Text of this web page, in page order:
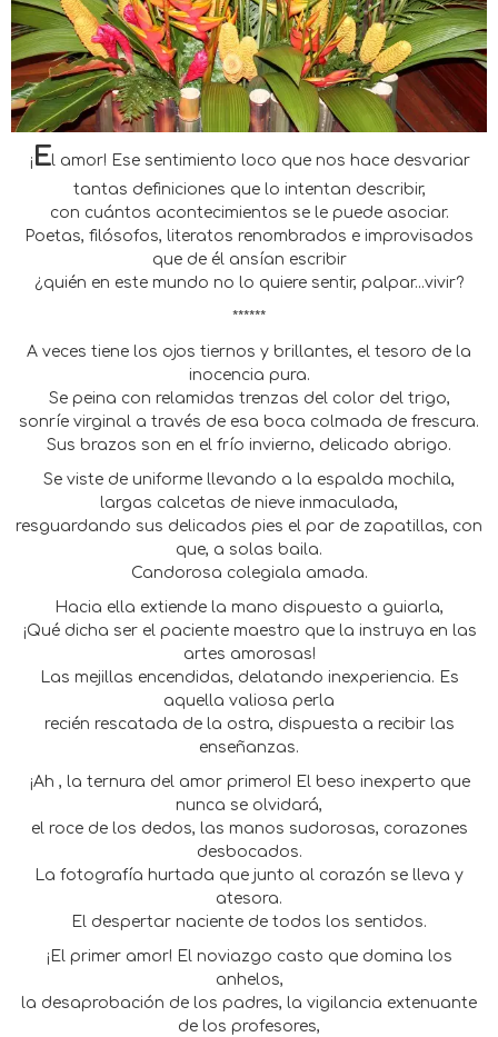
¡ El amor! Ese sentimiento loco que nos hace desvariar
tantas definiciones que lo intentan describir,
con cuántos acontecimientos se le puede asociar.
Poetas, filósofos, literatos renombrados e improvisados
que de él ansían escribir
¿quién en este mundo no lo quiere sentir, palpar...vivir?
******
A veces tiene los ojos tiernos y brillantes, el tesoro de la
inocencia pura.
Se peina con relamidas trenzas del color del trigo,
sonríe virginal a través de esa boca colmada de frescura.
Sus brazos son en el frío invierno, delicado abrigo.
Se viste de uniforme llevando a la espalda mochila,
largas calcetas de nieve inmaculada,
resguardando sus delicados pies el par de zapatillas, con
que, a solas baila.
Candorosa colegiala amada.
Hacia ella extiende la mano dispuesto a guiarla,
¡Qué dicha ser el paciente maestro que la instruya en las
artes amorosas!
Las mejillas encendidas, delatando inexperiencia. Es
aquella valiosa perla
recién rescatada de la ostra, dispuesta a recibir las
enseñanzas.
¡Ah , la ternura del amor primero! El beso inexperto que
nunca se olvidará,
el roce de los dedos, las manos sudorosas, corazones
desbocados.
La fotografía hurtada que junto al corazón se lleva y
atesora.
El despertar naciente de todos los sentidos.
¡El primer amor! El noviazgo casto que domina los
anhelos,
la desaprobación de los padres, la vigilancia extenuante
de los profesores,